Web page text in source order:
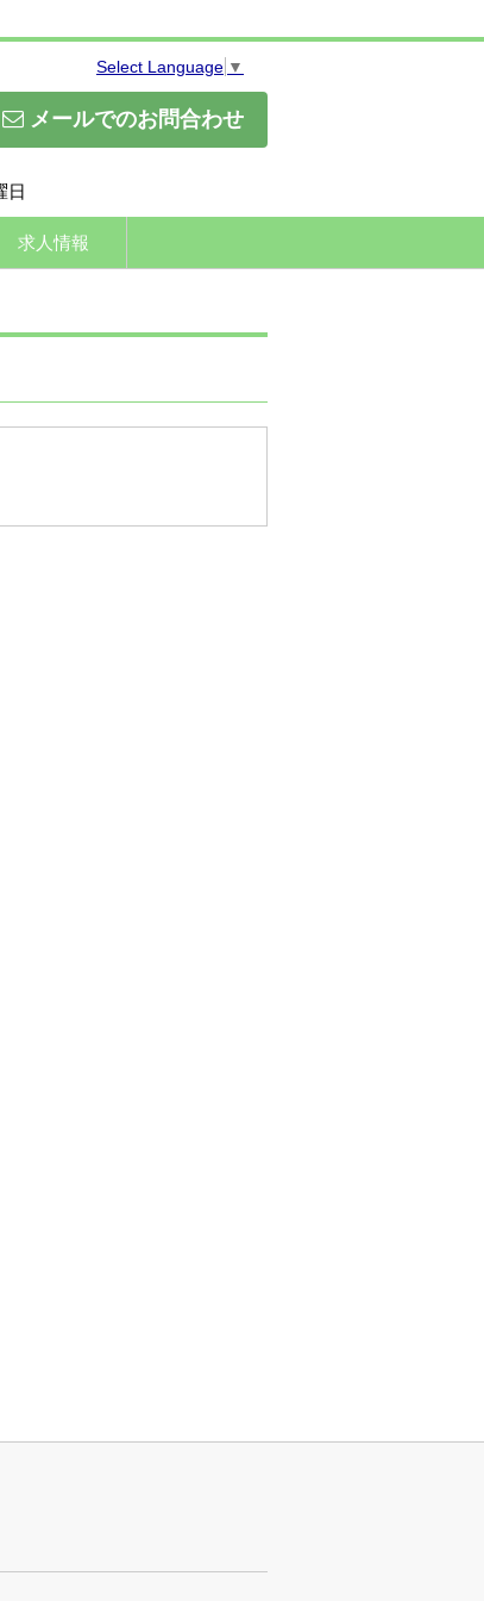
Select Language ▼
メールでのお問合わせ
日
求人情報